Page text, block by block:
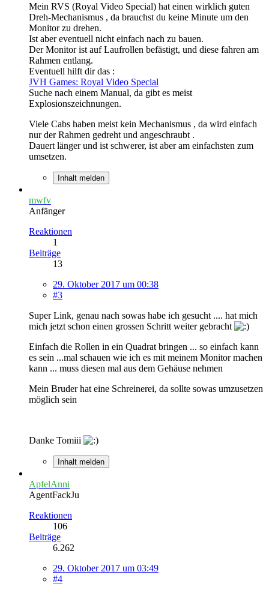
Mein RVS (Royal Video Special) hat einen wirklich guten
Dreh-Mechanismus , da brauchst du keine Minute um den
Monitor zu drehen.
Ist aber eventuell nicht einfach nach zu bauen.
Der Monitor ist auf Laufrollen befästigt, und diese fahren am
Rahmen entlang.
Eventuell hilft dir das :
JVH Games: Royal Video Special
Suche nach einem Manual, da gibt es meist
Explosionszeichnungen.
Viele Cabs haben meist kein Mechanismus , da wird einfach
nur der Rahmen gedreht und angeschraubt .
Dauert länger und ist schwerer, ist aber am einfachsten zum
umsetzen.
Inhalt melden
mwfv
Anfänger
Reaktionen
1
Beiträge
13
29. Oktober 2017 um 00:38
#3
Super Link, genau nach sowas habe ich gesucht .... hat mich
mich jetzt schon einen grossen Schritt weiter gebracht
Einfach die Rollen in ein Quadrat bringen ... so einfach kann
es sein ...mal schauen wie ich es mit meinem Monitor machen
kann ... muss diesen mal aus dem Gehäuse nehmen
Mein Bruder hat eine Schreinerei, da sollte sowas umzusetzen
möglich sein
Danke Tomiii
Inhalt melden
ApfelAnni
AgentFackJu
Reaktionen
106
Beiträge
6.262
29. Oktober 2017 um 03:49
#4